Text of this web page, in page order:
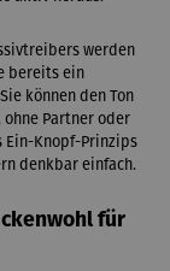
werden
bereits ein
können den Ton
Partner oder
Ein-Knopf-Prinzips
denkbar einfach.
für